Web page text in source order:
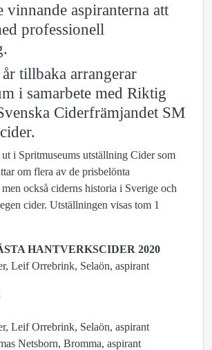
vinnande aspiranterna att
professionell
tillbaka arrangerar
i samarbete med Riktig
Ciderfrämjandet SM
ut i Spritmuseums utställning Cider som
om flera av de prisbelönta
också ciderns historia i Sverige och
cider. Utställningen visas tom 1
HANTVERKSCIDER 2020
Leif Orrebrink, Selaön, aspirant
Leif Orrebrink, Selaön, aspirant
Netsborn, Bromma, aspirant